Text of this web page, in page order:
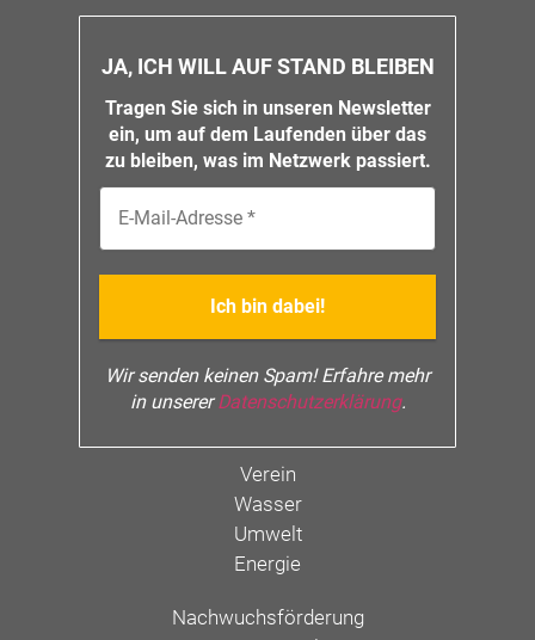
JA, ICH WILL AUF STAND BLEIBEN
Tragen Sie sich in unseren Newsletter
ein, um auf dem Laufenden über das
zu bleiben, was im Netzwerk passiert.
Wir senden keinen Spam! Erfahre mehr
in unsererDatenschutzerklärung.
Verein
Wasser
Umwelt
Energie
Nachwuchsförderung